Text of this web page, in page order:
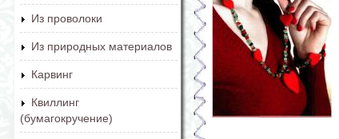
Из проволоки
Из природных материалов
Карвинг
Квиллинг
(бумагокручение)